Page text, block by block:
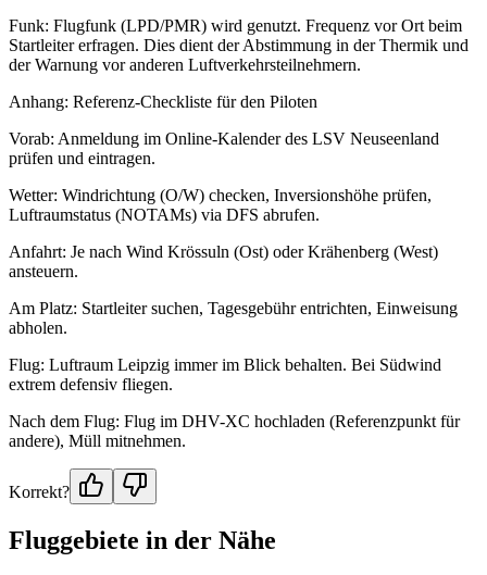
Funk: Flugfunk (LPD/PMR) wird genutzt. Frequenz vor Ort beim
Startleiter erfragen. Dies dient der Abstimmung in der Thermik und
der Warnung vor anderen Luftverkehrsteilnehmern.
Anhang: Referenz-Checkliste für den Piloten
Vorab: Anmeldung im Online-Kalender des LSV Neuseenland
prüfen und eintragen.
Wetter: Windrichtung (O/W) checken, Inversionshöhe prüfen,
Luftraumstatus (NOTAMs) via DFS abrufen.
Anfahrt: Je nach Wind Krössuln (Ost) oder Krähenberg (West)
ansteuern.
Am Platz: Startleiter suchen, Tagesgebühr entrichten, Einweisung
abholen.
Flug: Luftraum Leipzig immer im Blick behalten. Bei Südwind
extrem defensiv fliegen.
Nach dem Flug: Flug im DHV-XC hochladen (Referenzpunkt für
andere), Müll mitnehmen.
Korrekt?
Fluggebiete in der Nähe